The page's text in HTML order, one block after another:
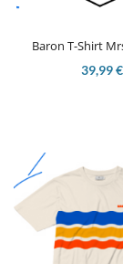
Baron T-Shirt
39,99 €